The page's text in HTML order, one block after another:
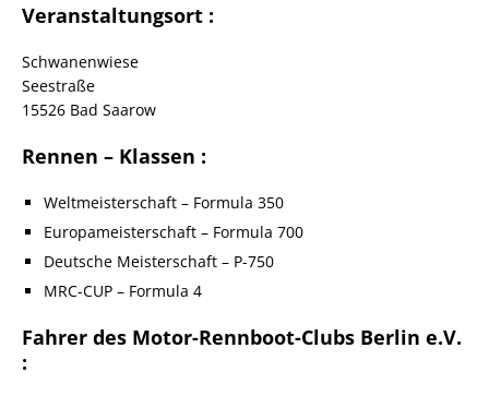
Veranstaltungsort :
Schwanenwiese
Seestraße
15526 Bad Saarow
Rennen – Klassen :
Weltmeisterschaft – Formula 350
Europameisterschaft – Formula 700
Deutsche Meisterschaft – P-750
MRC-CUP – Formula 4
Fahrer des Motor-Rennboot-Clubs Berlin e.V.
: